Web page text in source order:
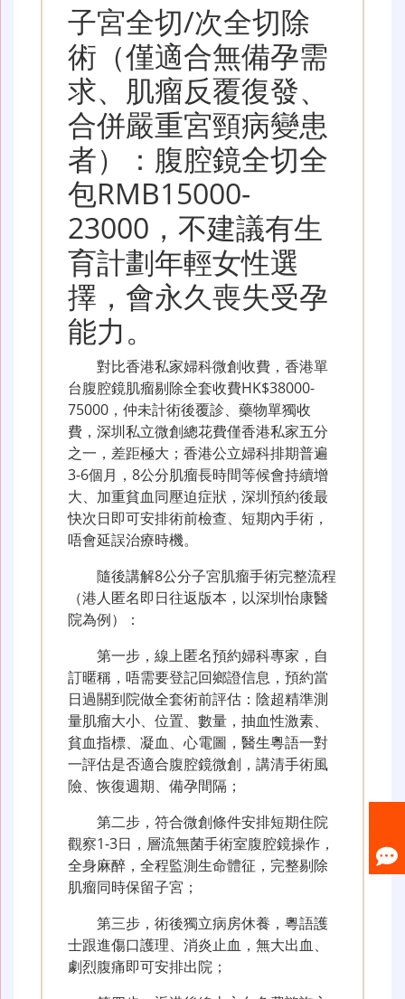
子宮全切/次全切除
術（僅適合無備孕需
求、肌瘤反覆復發、
合併嚴重宮頸病變患
者）：腹腔鏡全切全
包RMB15000-
23000，不建議有生
育計劃年輕女性選
擇，會永久喪失受孕
能力。
對比香港私家婦科微創收費，香港單
台腹腔鏡肌瘤剔除全套收費HK$38000-
75000，仲未計術後覆診、藥物單獨收
費，深圳私立微創總花費僅香港私家五分
之一，差距極大；香港公立婦科排期普遍
3-6個月，8公分肌瘤長時間等候會持續增
大、加重貧血同壓迫症狀，深圳預約後最
快次日即可安排術前檢查、短期內手術，
唔會延誤治療時機。
隨後講解8公分子宮肌瘤手術完整流程
（港人匿名即日往返版本，以深圳怡康醫
院為例）：
第一步，線上匿名預約婦科專家，自
訂暱稱，唔需要登記回鄉證信息，預約當
日過關到院做全套術前評估：陰超精準測
量肌瘤大小、位置、數量，抽血性激素、
貧血指標、凝血、心電圖，醫生粵語一對
一評估是否適合腹腔鏡微創，講清手術風
險、恢復週期、備孕間隔；
第二步，符合微創條件安排短期住院
觀察1-3日，層流無菌手術室腹腔鏡操作，
全身麻醉，全程監測生命體征，完整剔除
肌瘤同時保留子宮；
第三步，術後獨立病房休養，粵語護
士跟進傷口護理、消炎止血，無大出血、
劇烈腹痛即可安排出院；